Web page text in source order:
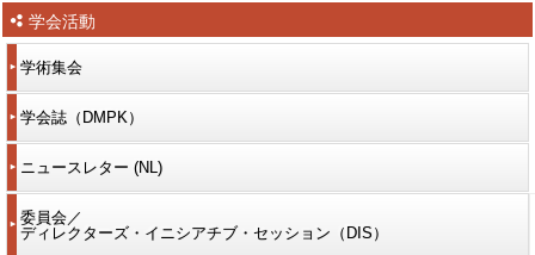
学会活動
学術集会
学会誌（DMPK）
ニュースレター (NL)
委員会／
ディレクターズ・イニシアチブ・セッション（DIS）